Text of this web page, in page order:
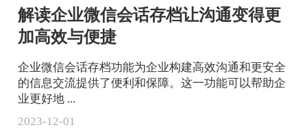
解读企业微信会话存档让沟通变得更
加高效与便捷
企业微信会话存档功能为企业构建高效沟通和更安全
的信息交流提供了便利和保障。这一功能可以帮助企
业更好地 ...
2023-12-01